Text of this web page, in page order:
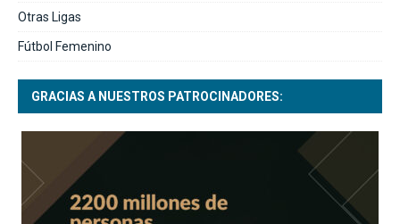
Otras Ligas
Fútbol Femenino
GRACIAS A NUESTROS PATROCINADORES: